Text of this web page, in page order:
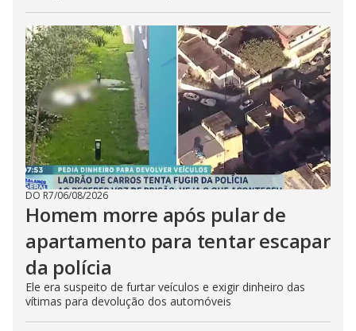
DO R7/06/08/2026
Homem morre após pular de
apartamento para tentar escapar
da polícia
Ele era suspeito de furtar veículos e exigir dinheiro das
vítimas para devolução dos automóveis